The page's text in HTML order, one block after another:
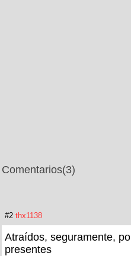
Comentarios(3)
#2 thx1138
Atraídos, seguramente,
presentes